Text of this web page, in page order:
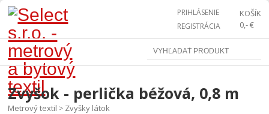
KOŠÍK
0,- €
PRIHLÁSENIE
REGISTRÁCIA
Zvyšok - perlička béžová, 0,8 m
Metrový textil > Zvyšky látok